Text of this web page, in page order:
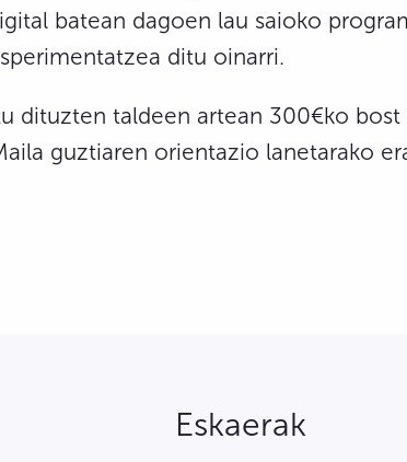
batean dagoen lau saioko
ditu oinarri.
dituzten taldeen artean 300€ko
guztiaren orientazio lanetarako
Eskaerak